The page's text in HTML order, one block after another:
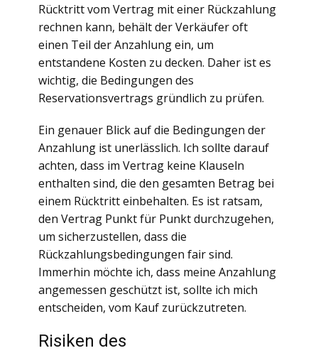
Rücktritt vom Vertrag mit einer Rückzahlung
rechnen kann, behält der Verkäufer oft
einen Teil der Anzahlung ein, um
entstandene Kosten zu decken. Daher ist es
wichtig, die Bedingungen des
Reservationsvertrags gründlich zu prüfen.
Ein genauer Blick auf die Bedingungen der
Anzahlung ist unerlässlich. Ich sollte darauf
achten, dass im Vertrag keine Klauseln
enthalten sind, die den gesamten Betrag bei
einem Rücktritt einbehalten. Es ist ratsam,
den Vertrag Punkt für Punkt durchzugehen,
um sicherzustellen, dass die
Rückzahlungsbedingungen fair sind.
Immerhin möchte ich, dass meine Anzahlung
angemessen geschützt ist, sollte ich mich
entscheiden, vom Kauf zurückzutreten.
Risiken des